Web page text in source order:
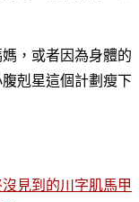
，或者因為身體的
剋星這個計劃瘦下
見到的川字肌馬甲